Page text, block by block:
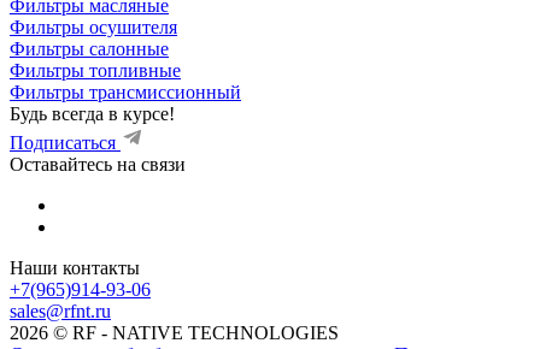
Фильтры масляные
Фильтры осушителя
Фильтры салонные
Фильтры топливные
Фильтры трансмиссионный
Будь всегда в курсе!
Подписаться
Оставайтесь на связи
Наши контакты
+7(965)914-93-06
sales@rfnt.ru
2026 © RF - NATIVE TECHNOLOGIES